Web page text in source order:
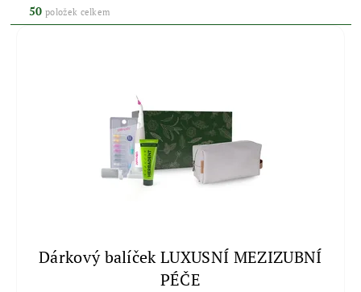
50 položek celkem
Dárkový balíček LUXUSNÍ MEZIZUBNÍ
PÉČE